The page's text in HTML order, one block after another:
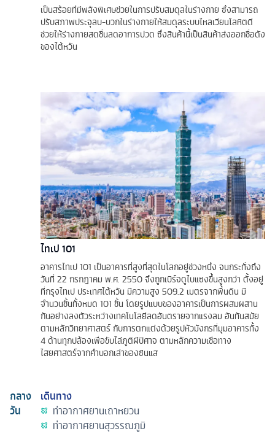
เป็นสร้อยที่มีพลังพิเศษช่วยในการปรับสมดุลในร่างกาย ซึ่งสามารถ
ปรับสภาพประจุลบ-บวกในร่างกายให้สมดุลระบบไหลเวียนโลหิตดี
ช่วยให้ร่างกายสดชื่นลดอาการปวด ซึ่งสินค้านี้เป็นสินค้าส่งออกชื่อดัง
ของไต้หวัน
ไทเป 101
อาคารไทเป 101 เป็นอาคารที่สูงที่สุดในโลกอยู่ช่วงหนึ่ง จนกระทั่งถึง
วันที่ 22 กรกฎาคม พ.ศ. 2550 จึงถูกเบิร์จดูไบแซงขึ้นสูงกว่า ตั้งอยู่
ที่กรุงไทเป ประเทศไต้หวัน มีความสูง 509.2 เมตรจากพื้นดิน มี
จำนวนชั้นทั้งหมด 101 ชั้น โดยรูปแบบของอาคารเป็นการผสมผสาน
กันอย่างลงตัวระหว่างเทคโนโลยีลดอันตรายจากแรงลม อันทันสมัย
ตามหลักวิทยาศาสตร์ กับการตกแต่งด้วยรูปหัวมังกรที่มุมอาคารทั้ง
4 ด้านทุกปล้องเพื่อขับไล่ภูติผีปิศาจ ตามหลักความเชื่อทาง
ไสยศาสตร์จากคำบอกเล่าของซินแส
กลาง
วัน
เดินทาง
ท่าอากาศยานเถาหยวน
ท่าอากาศยานสุวรรณภูมิ